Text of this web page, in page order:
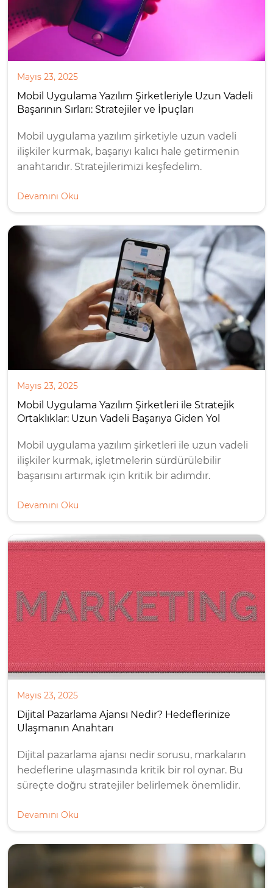
Mayıs 23, 2025
Mobil Uygulama Yazılım Şirketleriyle Uzun Vadeli
Başarının Sırları: Stratejiler ve İpuçları
Mobil uygulama yazılım şirketiyle uzun vadeli
ilişkiler kurmak, başarıyı kalıcı hale getirmenin
anahtarıdır. Stratejilerimizi keşfedelim.
Devamını Oku
Mayıs 23, 2025
Mobil Uygulama Yazılım Şirketleri ile Stratejik
Ortaklıklar: Uzun Vadeli Başarıya Giden Yol
Mobil uygulama yazılım şirketleri ile uzun vadeli
ilişkiler kurmak, işletmelerin sürdürülebilir
başarısını artırmak için kritik bir adımdır.
Devamını Oku
Mayıs 23, 2025
Dijital Pazarlama Ajansı Nedir? Hedeflerinize
Ulaşmanın Anahtarı
Dijital pazarlama ajansı nedir sorusu, markaların
hedeflerine ulaşmasında kritik bir rol oynar. Bu
süreçte doğru stratejiler belirlemek önemlidir.
Devamını Oku